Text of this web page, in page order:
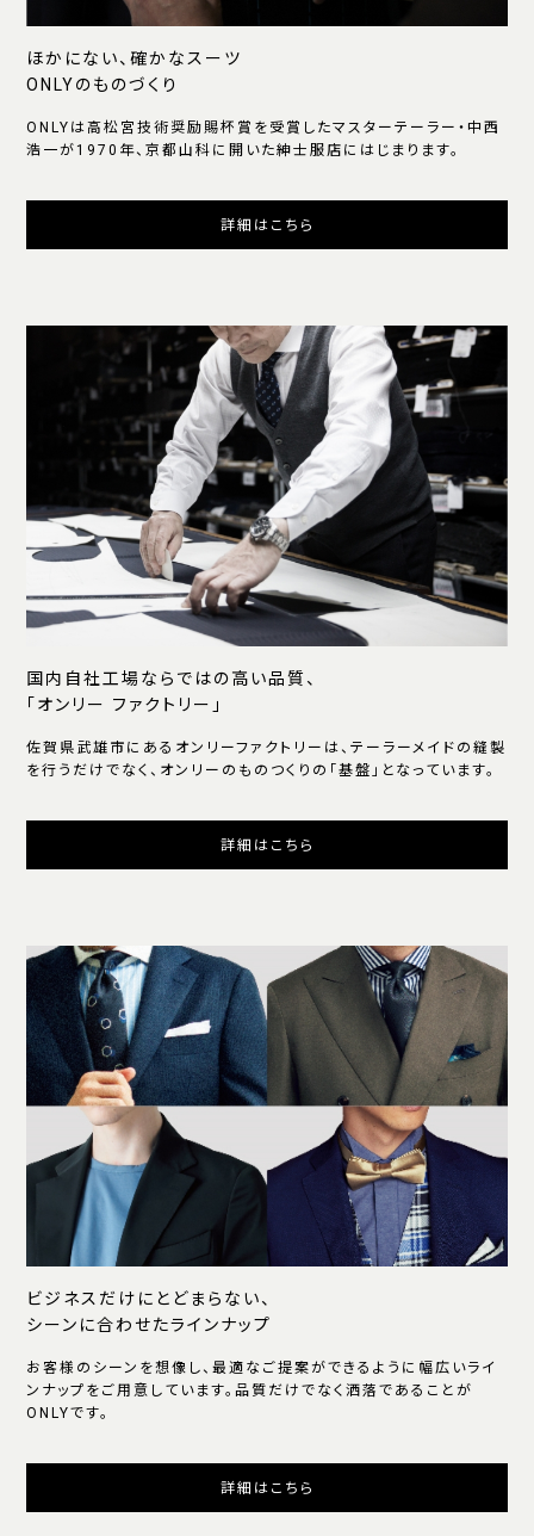
ほかにない、確かなスーツ
ONLYのものづくり
ONLYは高松宮技術奨励賜杯賞を受賞したマスターテーラー・中西
浩一が1970年、京都山科に開いた紳士服店にはじまります。
詳細はこちら
国内自社工場ならではの高い品質、
「オンリー ファクトリー」
佐賀県武雄市にあるオンリーファクトリーは、テーラーメイドの縫製
を行うだけでなく、オンリーのものつくりの「基盤」となっています。
詳細はこちら
ビジネスだけにとどまらない、
シーンに合わせたラインナップ
お客様のシーンを想像し、最適なご提案ができるように幅広いライ
ンナップをご用意しています。品質だけでなく洒落であることが
ONLYです。
詳細はこちら